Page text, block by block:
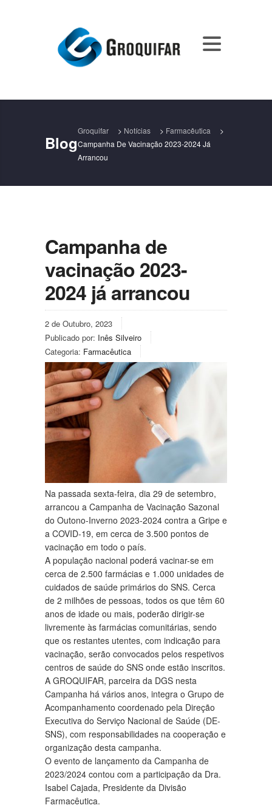
Blog
Groquifar > Notícias > Farmacêutica
>
Campanha De Vacinação 2023-2024 Já
Arrancou
Campanha de
vacinação 2023-
2024 já arrancou
2 de Outubro, 2023
Publicado por: Inês Silveiro
Categoria: Farmacêutica
Na passada sexta-feira, dia 29 de setembro,
arrancou a Campanha de Vacinação Sazonal
do Outono-Inverno 2023-2024 contra a Gripe e
a COVID-19, em cerca de 3.500 pontos de
vacinação em todo o país.
A população nacional poderá vacinar-se em
cerca de 2.500 farmácias e 1.000 unidades de
cuidados de saúde primários do SNS. Cerca
de 2 milhões de pessoas, todos os que têm 60
anos de idade ou mais, poderão dirigir-se
livremente às farmácias comunitárias, sendo
que os restantes utentes, com indicação para
vacinação, serão convocados pelos respetivos
centros de saúde do SNS onde estão inscritos.
A GROQUIFAR, parceira da DGS nesta
Campanha há vários anos, integra o Grupo de
Acompanhamento coordenado pela Direção
Executiva do Serviço Nacional de Saúde (DE-
SNS), com responsabilidades na cooperação e
organização desta campanha.
O evento de lançamento da Campanha de
2023/2024 contou com a participação da Dra.
Isabel Cajada, Presidente da Divisão
Farmacêutica.